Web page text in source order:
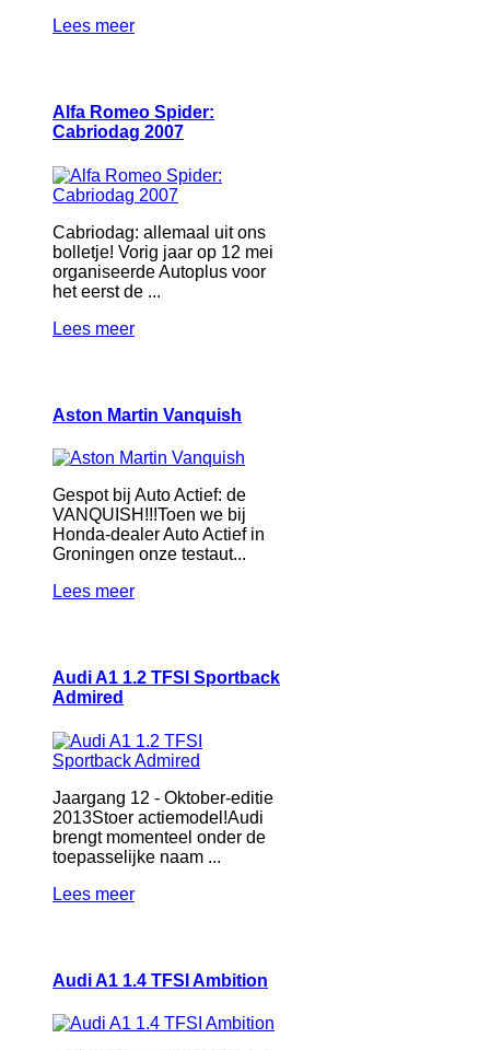
Lees meer
Alfa Romeo Spider:
Cabriodag 2007
Cabriodag: allemaal uit ons
bolletje! Vorig jaar op 12 mei
organiseerde Autoplus voor
het eerst de ...
Lees meer
Aston Martin Vanquish
Gespot bij Auto Actief: de
VANQUISH!!!Toen we bij
Honda-dealer Auto Actief in
Groningen onze testaut...
Lees meer
Audi A1 1.2 TFSI Sportback
Admired
Jaargang 12 - Oktober-editie
2013Stoer actiemodel!Audi
brengt momenteel onder de
toepasselijke naam ...
Lees meer
Audi A1 1.4 TFSI Ambition